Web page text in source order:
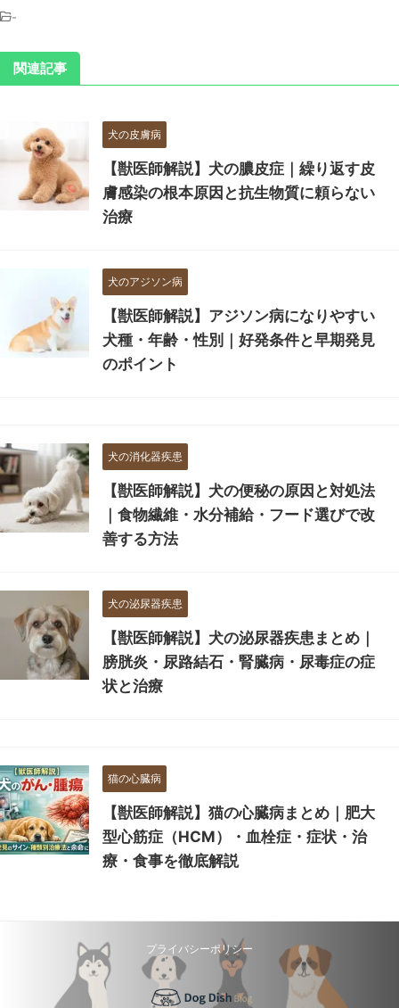
-
関連記事
犬の皮膚病
【獣医師解説】犬の膿皮症｜繰り返す皮
膚感染の根本原因と抗生物質に頼らない
治療
犬のアジソン病
【獣医師解説】アジソン病になりやすい
犬種・年齢・性別｜好発条件と早期発見
のポイント
犬の消化器疾患
【獣医師解説】犬の便秘の原因と対処法
｜食物繊維・水分補給・フード選びで改
善する方法
犬の泌尿器疾患
【獣医師解説】犬の泌尿器疾患まとめ｜
膀胱炎・尿路結石・腎臓病・尿毒症の症
状と治療
猫の心臓病
【獣医師解説】猫の心臓病まとめ｜肥大
型心筋症（HCM）・血栓症・症状・治
療・食事を徹底解説
プライバシーポリシー